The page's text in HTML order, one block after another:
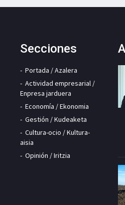
Secciones
Portada / Azalera
Actividad empresarial /
Enpresa jarduera
Economía / Ekonomia
Gestión / Kudeaketa
Cultura-ocio / Kultura-
aisia
Opinión / Iritzia